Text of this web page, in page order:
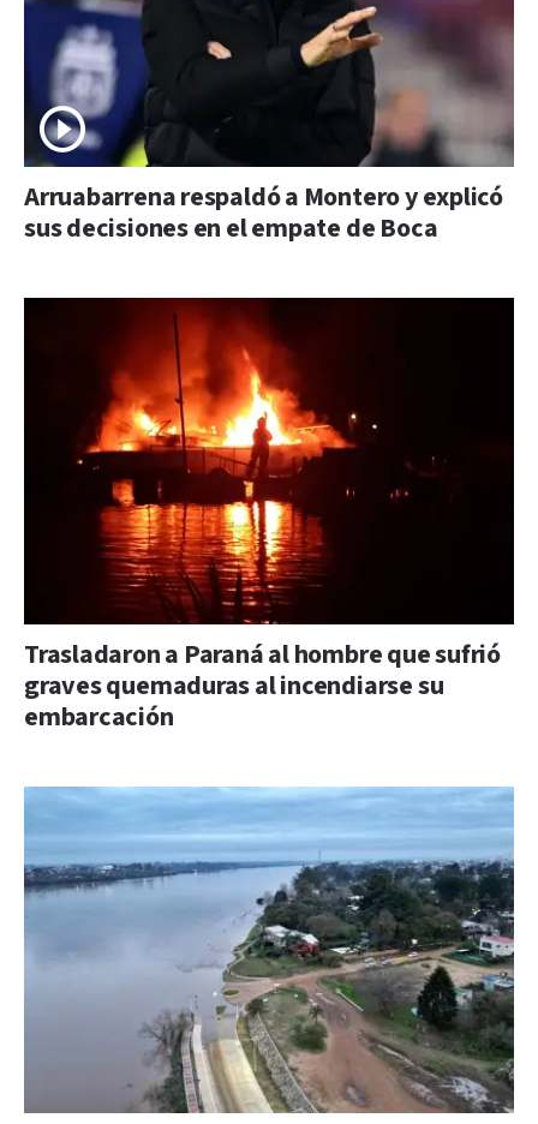
Arruabarrena respaldó a Montero y explicó
sus decisiones en el empate de Boca
Trasladaron a Paraná al hombre que sufrió
graves quemaduras al incendiarse su
embarcación